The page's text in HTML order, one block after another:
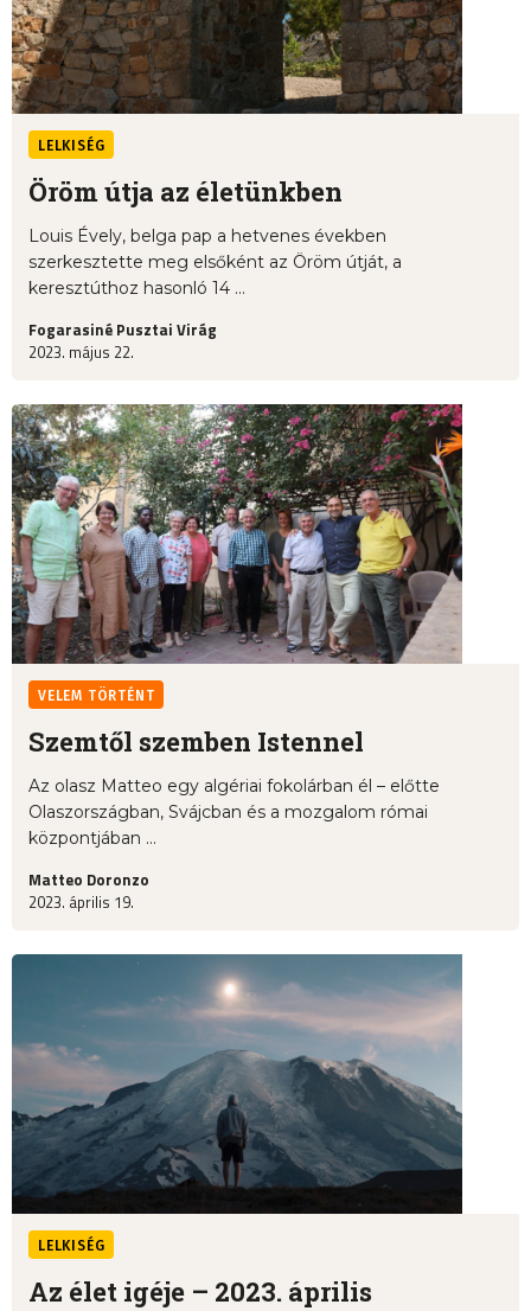
LELKISÉG
Öröm útja az életünkben
Louis Évely, belga pap a hetvenes években
szerkesztette meg elsőként az Öröm útját, a
keresztúthoz hasonló 14 ...
Fogarasiné Pusztai Virág
2023. május 22.
VELEM TÖRTÉNT
Szemtől szemben Istennel
Az olasz Matteo egy algériai fokolárban él – előtte
Olaszországban, Svájcban és a mozgalom római
központjában ...
Matteo Doronzo
2023. április 19.
LELKISÉG
Az élet igéje – 2023. április